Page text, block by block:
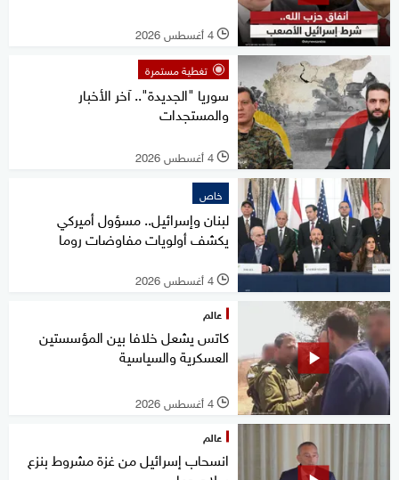
l 4 أغسطس 2026
تغطية مستمرة
سوريا "الجديدة".. آخر الأخبار
والمستجدات
l 4 أغسطس 2026
خاص
لبنان وإسرائيل.. مسؤول أميركي
يكشف أولويات مفاوضات روما
l 4 أغسطس 2026
عالم
كاتس يشعل خلافا بين المؤسستين
العسكرية والسياسية
l 4 أغسطس 2026
عالم
انسحاب إسرائيل من غزة مشروط بنزع